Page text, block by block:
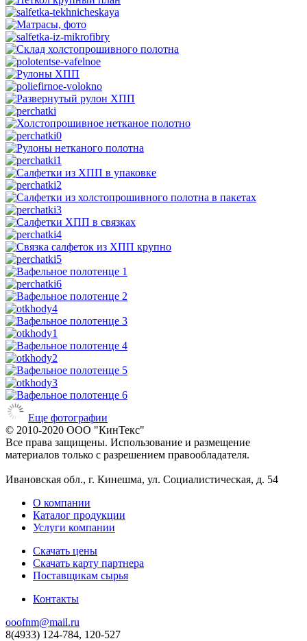
Еще фотографии
© 2010-2020 ООО "КинТекс"
Все права защищены. Использование и размещение
материалов только с разрешением правообладателя.
Ивановская обл., г. Кинешма, ул. Социалистическая, д. 54
О компании
Каталог продукции
Услуги компании
Скачать цены
Скачать карту партнера
Поставщикам сырья
Контакты
ooofnm@mail.ru
8(4933) 124-784, 120-527